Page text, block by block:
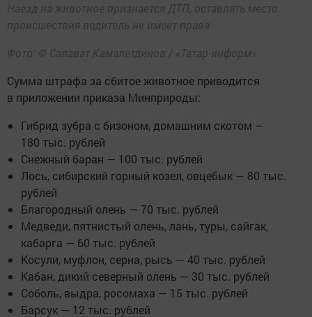
Наезд на животное признается ДТП, оставлять место
происшествия водитель не имеет права
Фото: © Салават Камалетдинов / «Татар-информ»
Сумма штрафа за сбитое животное приводится
в приложении приказа Минприроды:
Гибрид зубра с бизоном, домашним скотом —
180 тыс. рублей
Снежный баран — 100 тыс. рублей
Лось, сибирский горный козел, овцебык — 80 тыс.
рублей
Благородный олень — 70 тыс. рублей
Медведи, пятнистый олень, лань, туры, сайгак,
кабарга — 60 тыс. рублей
Косули, муфлон, серна, рысь — 40 тыс. рублей
Кабан, дикий северный олень — 30 тыс. рублей
Соболь, выдра, росомаха — 15 тыс. рублей
Барсук — 12 тыс. рублей